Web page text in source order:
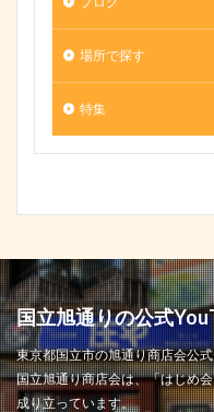
場所で探す
特集
国立旭通りの公式
東京都国立市の旭通り商店会公
国立旭通り商店会は、「はじめ
成り立っています。